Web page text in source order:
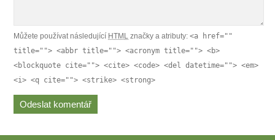
Můžete používat následující HTML značky a atributy:<a href=""
title=""> <abbr title=""> <acronym title=""> <b>
<blockquote cite=""> <cite> <code> <del datetime=""> <em>
<i> <q cite=""> <strike> <strong>